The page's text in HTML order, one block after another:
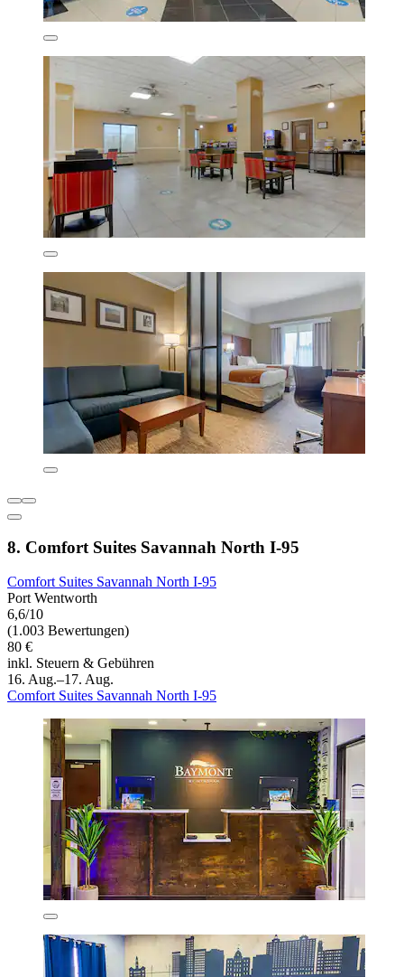
8. Comfort Suites Savannah North I-95
Comfort Suites Savannah North I-95
Port Wentworth
6,6/10
(1.003 Bewertungen)
80 €
inkl. Steuern & Gebühren
16. Aug.–17. Aug.
Comfort Suites Savannah North I-95